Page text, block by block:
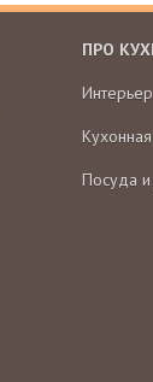
ПРО
Интерьер
Посуда и